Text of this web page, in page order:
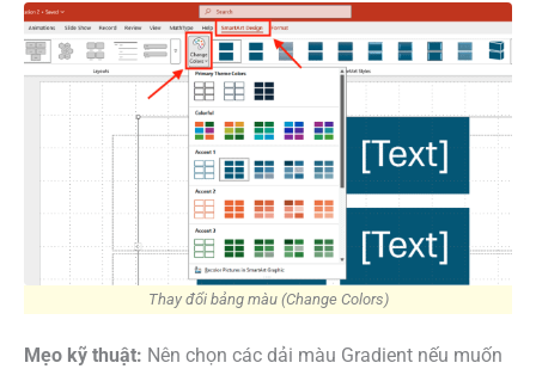
Thay đổi bảng màu (Change Colors)
Mẹo kỹ thuật: Nên chọn các dải màu Gradient nếu muốn